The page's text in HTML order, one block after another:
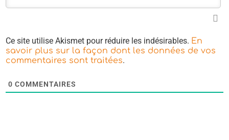
Ce site utilise Akismet pour réduire les indésirables. En
savoir plus sur la façon dont les données de vos
commentaires sont traitées.
0 COMMENTAIRES